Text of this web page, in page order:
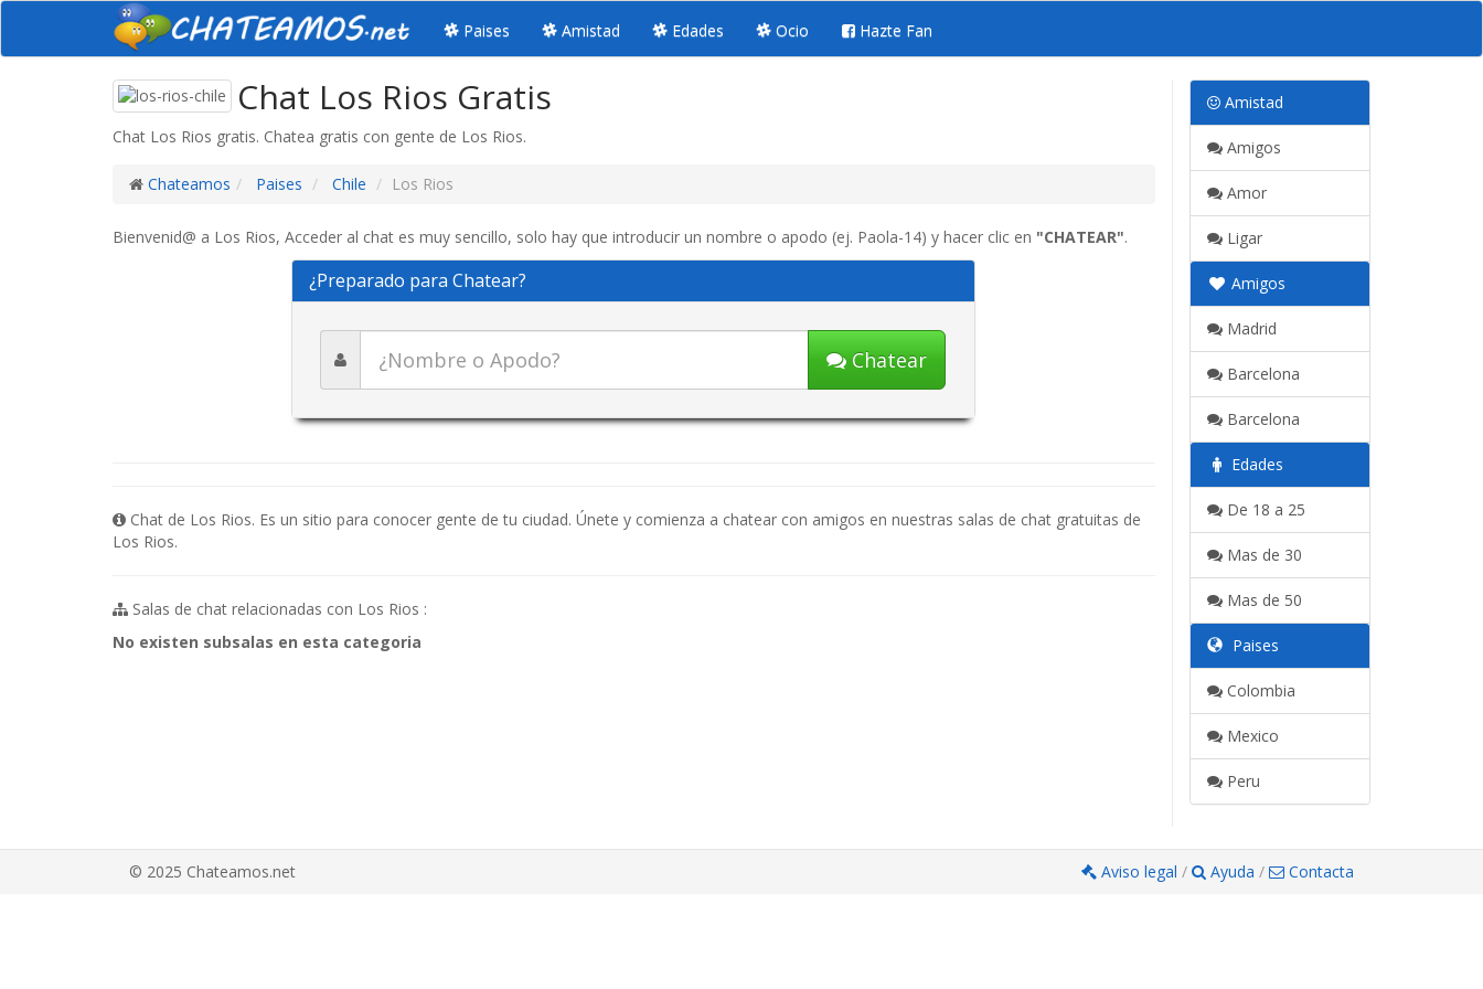
Paises Amistad Edades Ocio Hazte Fan
Chat Los Rios Gratis
Chat Los Rios gratis. Chatea gratis con gente de Los Rios.
Chateamos Paises Chile Los Rios
Bienvenid@ a Los Rios, Acceder al chat es muy sencillo, solo hay que introducir un nombre o apodo (ej. Paola-14) y hacer clic en "CHATEAR".
¿Preparado para Chatear?
Chatear
Chat de Los Rios. Es un sitio para conocer gente de tu ciudad. Únete y comienza a chatear con amigos en nuestras salas de chat gratuitas de
Los Rios.
Salas de chat relacionadas con Los Rios :
No existen subsalas en esta categoria
Amistad
Amigos
Amor
Ligar
Amigos
Madrid
Barcelona
Barcelona
Edades
De 18 a 25
Mas de 30
Mas de 50
Paises
Colombia
Mexico
Peru
© 2025 Chateamos.net Aviso legal / Ayuda / Contacta